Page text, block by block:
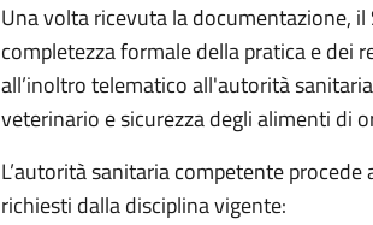
Una volta ricevuta la documentazione,
completezza formale della pratica e dei
all’inoltro telematico all'autorità
veterinario e sicurezza degli alimenti di
L’autorità sanitaria competente
richiesti dalla disciplina vigente: